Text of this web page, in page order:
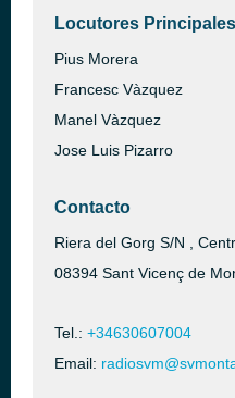
Locutores Principales
Pius Morera
Francesc Vàzquez
Manel Vàzquez
Jose Luis Pizarro
Contacto
Riera del Gorg S/N ,
08394 Sant Vicenç de
Tel.: +34630607004
Email: